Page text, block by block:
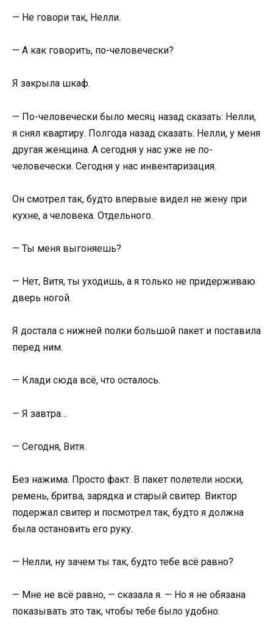
— Не говори так, Нелли.
— А как говорить, по-человечески?
Я закрыла шкаф.
— По-человечески было месяц назад сказать: Нелли,
я снял квартиру. Полгода назад сказать: Нелли, у меня
другая женщина. А сегодня у нас уже не по-
человечески. Сегодня у нас инвентаризация.
Он смотрел так, будто впервые видел не жену при
кухне, а человека. Отдельного.
— Ты меня выгоняешь?
— Нет, Витя, ты уходишь, а я только не придерживаю
дверь ногой.
Я достала с нижней полки большой пакет и поставила
перед ним.
— Клади сюда всё, что осталось.
— Я завтра…
— Сегодня, Витя.
Без нажима. Просто факт. В пакет полетели носки,
ремень, бритва, зарядка и старый свитер. Виктор
подержал свитер и посмотрел так, будто я должна
была остановить его руку.
— Нелли, ну зачем ты так, будто тебе всё равно?
— Мне не всё равно, — сказала я. — Но я не обязана
показывать это так, чтобы тебе было удобно.